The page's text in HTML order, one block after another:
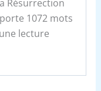
Résurrection
1072 mots
lecture